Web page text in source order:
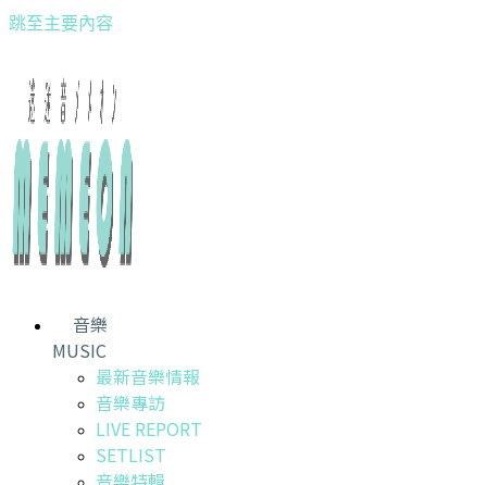
跳至主要內容
音樂
MUSIC
最新音樂情報
音樂專訪
LIVE REPORT
SETLIST